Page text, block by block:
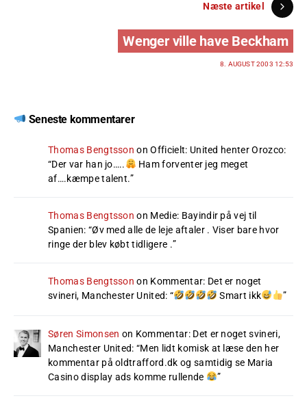
Næste artikel
Wenger ville have Beckham
8. AUGUST 2003 12:53
Seneste kommentarer
Thomas Bengtsson onOfficielt: United henter Orozco:
“Der var han jo…..
Ham forventer jeg meget
af….kæmpe talent.”
Thomas Bengtsson on Medie: Bayindir på vej til
Spanien: “Øv med alle de leje aftaler . Viser bare hvor
ringe der blev købt tidligere .”
Thomas Bengtsson on Kommentar: Det er noget
svineri, Manchester United: “ Smart ikk ”
Søren Simonsen on Kommentar: Det er noget svineri,
Manchester United: “Men lidt komisk at læse den her
kommentar på oldtrafford.dk og samtidig se Maria
Casino display ads komme rullende
”